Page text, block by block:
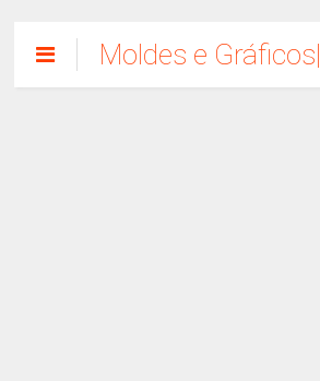
Moldes e Gráficos|
Como Fazer